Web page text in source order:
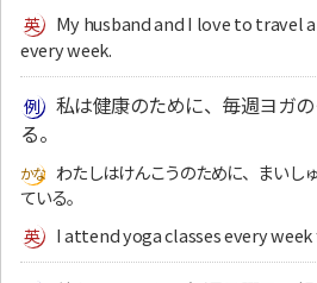
My husband and I love to travel
every week.
私は健康のために、毎週ヨガ
る。
わたしはけんこうのために、まいし
ている。
I attend yoga classes every